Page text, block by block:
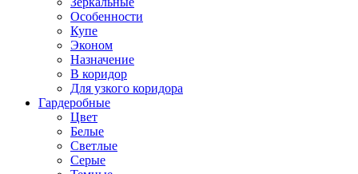
Особенности
Купе
Эконом
Назначение
В коридор
Для узкого коридора
Гардеробные
Цвет
Белые
Светлые
Серые